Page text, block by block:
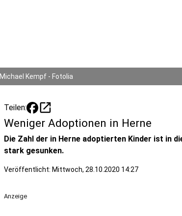
Michael Kempf - Fotolia
Teilen: open_in_new
Weniger Adoptionen in Herne
Die Zahl der in Herne adoptierten Kinder ist in
stark gesunken.
Veröffentlicht: Mittwoch, 28.10.2020 14:27
Anzeige